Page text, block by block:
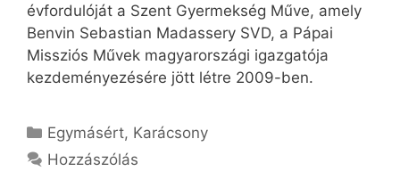
évfordulóját a Szent Gyermekség Műve, amely
Benvin Sebastian Madassery SVD, a Pápai
Missziós Művek magyarországi igazgatója
kezdeményezésére jött létre 2009-ben.
Kategória
Egymásért, Karácsony
Hozzászólás